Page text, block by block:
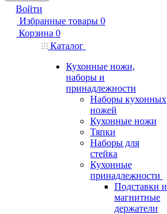
Войти
Избранные товары 0
Корзина 0
Каталог
Кухонные ножи,
наборы и
принадлежности
Наборы кухонных
ножей
Кухонные ножи
Тяпки
Наборы для
стейка
Кухонные
принадлежности
Подставки и
магнитные
держатели